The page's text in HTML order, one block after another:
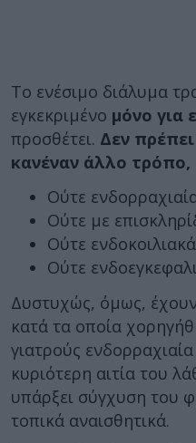
Το ενέσιμο διάλυμα
εγκεκριμένο μόνο για
προσθέτει. Δεν πρέπει
κανέναν άλλο τρόπο,
Ούτε
Ούτε με
Ούτε ενδοκοιλιακά
Ούτε
Δυστυχώς, όμως,
κατά τα οποία
γιατρούς
κυριότερη αιτία του
υπάρξει σύγχυση του
τοπικά αναισθητικά.